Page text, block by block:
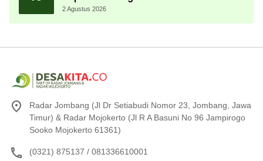
Menembak Berprestasi
2 Agustus 2026
Radar Jombang (Jl Dr Setiabudi Nomor 23, Jombang, Jawa
Timur) & Radar Mojokerto (Jl R A Basuni No 96 Jampirogo
Sooko Mojokerto 61361)
(0321) 875137 / 081336610001